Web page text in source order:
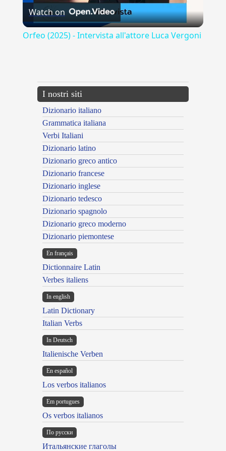
Video
Watch on
Orfeo (2025) - Intervista all'attore Luca Vergoni
I nostri siti
Dizionario italiano
Grammatica italiana
Verbi Italiani
Dizionario latino
Dizionario greco antico
Dizionario francese
Dizionario inglese
Dizionario tedesco
Dizionario spagnolo
Dizionario greco moderno
Dizionario piemontese
En français
Dictionnaire Latin
Verbes italiens
In english
Latin Dictionary
Italian Verbs
In Deutsch
Italienische Verben
En español
Los verbos italianos
Em portugues
Os verbos italianos
По русски
Итальянские глаголы